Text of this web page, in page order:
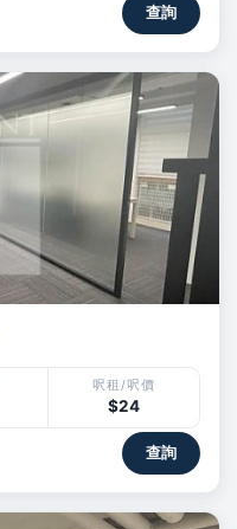
查詢
呎租/呎價
$24
查詢